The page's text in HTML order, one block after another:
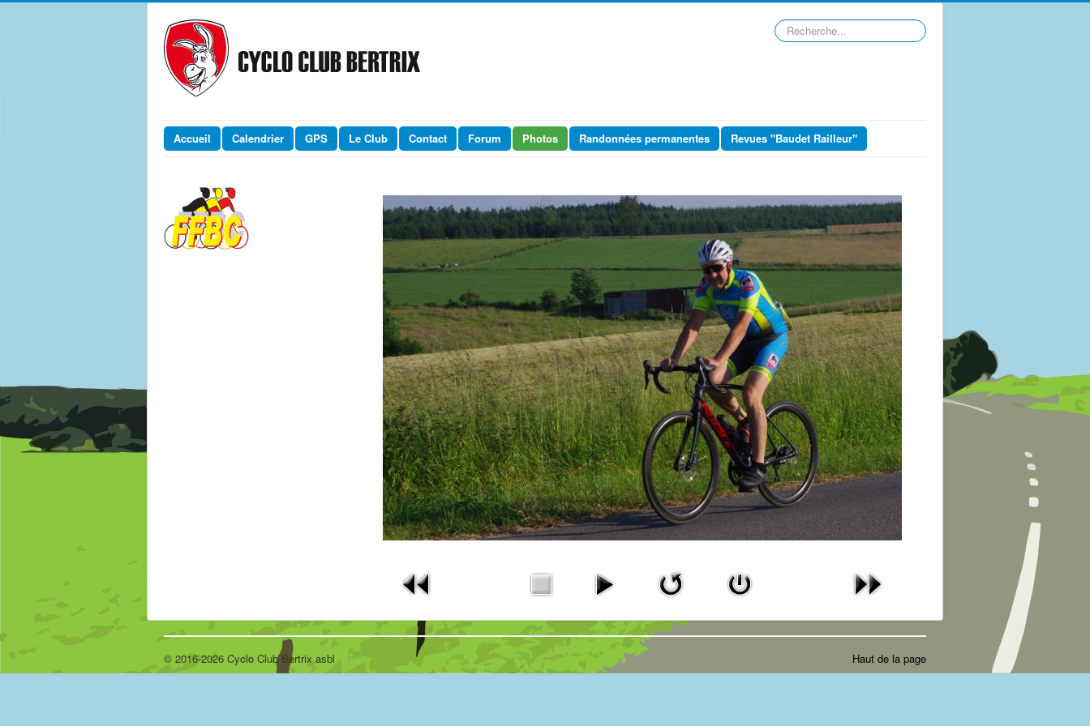
Rechercher
Accueil Calendrier GPS Le Club Contact Forum Photos Randonnées permanentes Revues "Baudet Railleur"
Haut de la page
© 2016-2026 Cyclo Club Bertrix asbl